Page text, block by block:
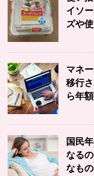
イソ
ズや
マネ
移行
ら年
国民
なる
なも